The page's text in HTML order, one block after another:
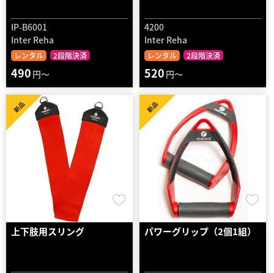
IP-B6001
Inter Reha
レンタル 2段階決済
490 円～
4200
Inter Reha
レンタル 2段階決済
520 円～
上下肢用スリング
新品
パワーグリップ（2個1組）
新品